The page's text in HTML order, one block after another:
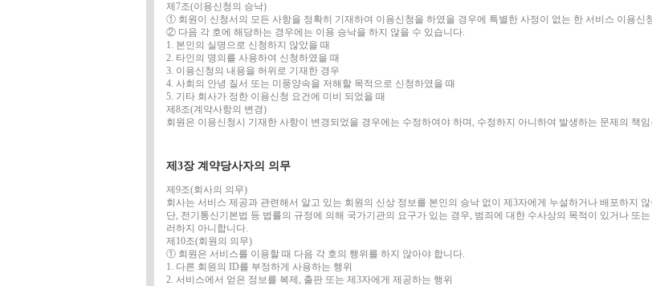
제7조(이용신청의 승낙)
① 회원이 신청서의 모든 사항을 정확히 기재하여 이용신청을 하였을 경우에 특별한 사정이 없는 한 서비스 이용신
② 다음 각 호에 해당하는 경우에는 이용 승낙을 하지 않을 수 있습니다.
1. 본인의 실명으로 신청하지 않았을 때
2. 타인의 명의를 사용하여 신청하였을 때
3. 이용신청의 내용을 허위로 기재한 경우
4. 사회의 안녕 질서 또는 미풍양속을 저해할 목적으로 신청하였을 때
5. 기타 회사가 정한 이용신청 요건에 미비 되었을 때
제8조(계약사항의 변경)
회원은 이용신청시 기재한 사항이 변경되었을 경우에는 수정하여야 하며, 수정하지 아니하여 발생하는 문제의 책
제3장 계약당사자의 의무
제9조(회사의 의무)
회사는 서비스 제공과 관련해서 알고 있는 회원의 신상 정보를 본인의 승낙 없이 제3자에게 누설하거나 배포하지 않
단, 전기통신기본법 등 법률의 규정에 의해 국가기관의 요구가 있는 경우, 범죄에 대한 수사상의 목적이 있거나 또
러하지 아니합니다.
제10조(회원의 의무)
① 회원은 서비스를 이용할 때 다음 각 호의 행위를 하지 않아야 합니다.
1. 다른 회원의 ID를 부정하게 사용하는 행위
2. 서비스에서 얻은 정보를 복제, 출판 또는 제3자에게 제공하는 행위